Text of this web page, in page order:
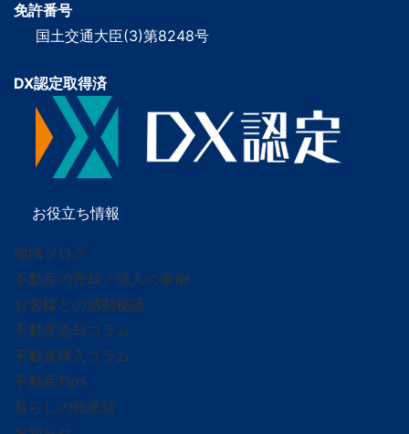
免許番号
国土交通大臣(3)第8248号
DX認定取得済
お役立ち情報
地域ブログ
不動産の売却／購入の事例
お客様との感動秘話
不動産売却コラム
不動産購入コラム
不動産Tips
暮らしの知恵袋